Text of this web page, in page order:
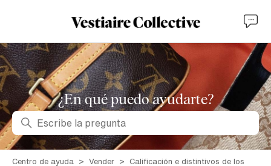
¿En qué puedo ayudarte?
Búsqueda
Centro de ayuda Vender
Calificación e distintivos de los